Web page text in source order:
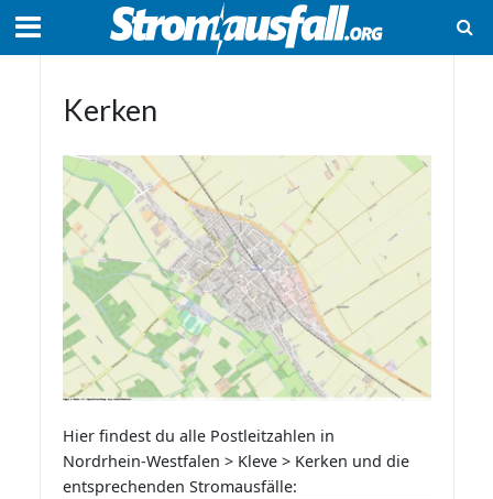
Kerken
Hier findest du alle Postleitzahlen in
Nordrhein-Westfalen > Kleve > Kerken und die
entsprechenden Stromausfälle: